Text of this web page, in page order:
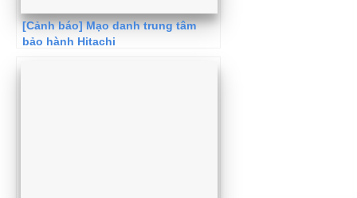
[Cảnh báo] Mạo danh trung tâm
bảo hành Hitachi